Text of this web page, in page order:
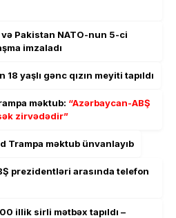
Pakistan NATO-nun 5-ci
imzaladı
yaşlı gənc qızın meyiti tapıldı
məktub: “Azərbaycan-ABŞ
zirvədədir”
Trampa məktub ünvanlayıb
prezidentləri arasında telefon
illik sirli mətbəx tapıldı –